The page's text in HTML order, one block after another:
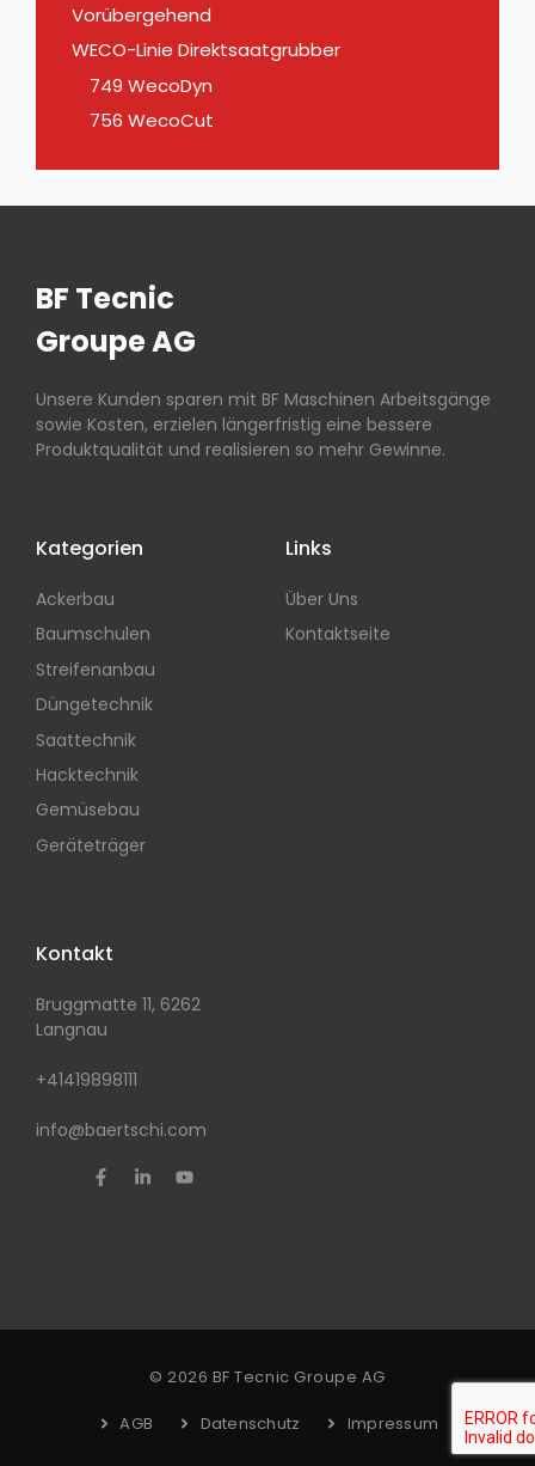
Vorübergehend
WECO-Linie Direktsaatgrubber
749 WecoDyn
756 WecoCut
BF Tecnic
Groupe AG
Unsere Kunden sparen mit BF Maschinen Arbeitsgänge
sowie Kosten, erzielen längerfristig eine bessere
Produktqualität und realisieren so mehr Gewinne.
Kategorien
Ackerbau
Baumschulen
Streifenanbau
Düngetechnik
Saattechnik
Hacktechnik
Gemüsebau
Geräteträger
Links
Über Uns
Kontaktseite
Kontakt
Bruggmatte 11, 6262
Langnau
+41419898111
info@baertschi.com
© 2026 BF Tecnic Groupe AG
AGB Datenschutz Impressum